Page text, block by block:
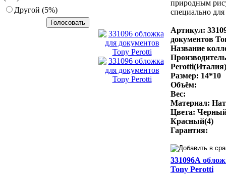
Другoй (5%)
природным
специально
Артикул:
документов
Название
Perotti(Италия)
Размер: 14*10
Объём:
Вес:
Материал:
Цвета:
Красный(4)
Гарантия:
331096А
Tony Perotti